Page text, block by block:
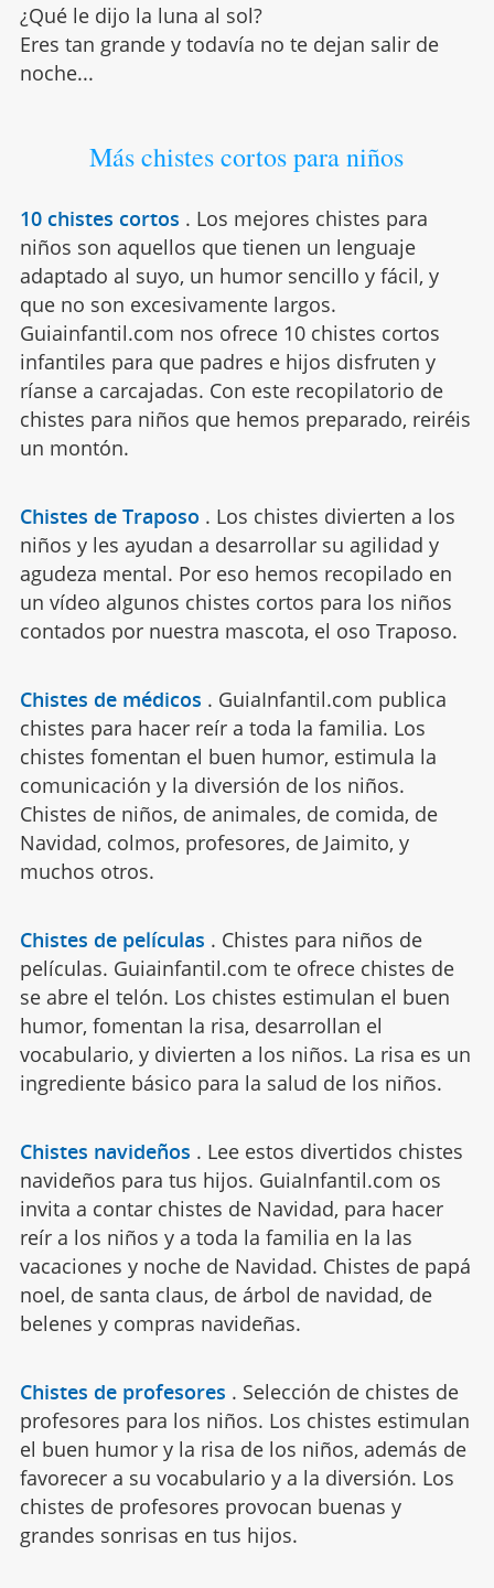
¿Qué le dijo la luna al sol?
Eres tan grande y todavía no te dejan salir de
noche...
Más chistes cortos para niños
10 chistes cortos . Los mejores chistes para
niños son aquellos que tienen un lenguaje
adaptado al suyo, un humor sencillo y fácil, y
que no son excesivamente largos.
Guiainfantil.com nos ofrece 10 chistes cortos
infantiles para que padres e hijos disfruten y
ríanse a carcajadas. Con este recopilatorio de
chistes para niños que hemos preparado, reiréis
un montón.
Chistes de Traposo . Los chistes divierten a los
niños y les ayudan a desarrollar su agilidad y
agudeza mental. Por eso hemos recopilado en
un vídeo algunos chistes cortos para los niños
contados por nuestra mascota, el oso Traposo.
Chistes de médicos . GuiaInfantil.com publica
chistes para hacer reír a toda la familia. Los
chistes fomentan el buen humor, estimula la
comunicación y la diversión de los niños.
Chistes de niños, de animales, de comida, de
Navidad, colmos, profesores, de Jaimito, y
muchos otros.
Chistes de películas . Chistes para niños de
películas. Guiainfantil.com te ofrece chistes de
se abre el telón. Los chistes estimulan el buen
humor, fomentan la risa, desarrollan el
vocabulario, y divierten a los niños. La risa es un
ingrediente básico para la salud de los niños.
Chistes navideños . Lee estos divertidos chistes
navideños para tus hijos. GuiaInfantil.com os
invita a contar chistes de Navidad, para hacer
reír a los niños y a toda la familia en la las
vacaciones y noche de Navidad. Chistes de papá
noel, de santa claus, de árbol de navidad, de
belenes y compras navideñas.
Chistes de profesores . Selección de chistes de
profesores para los niños. Los chistes estimulan
el buen humor y la risa de los niños, además de
favorecer a su vocabulario y a la diversión. Los
chistes de profesores provocan buenas y
grandes sonrisas en tus hijos.